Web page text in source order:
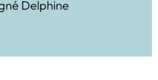
Delphine